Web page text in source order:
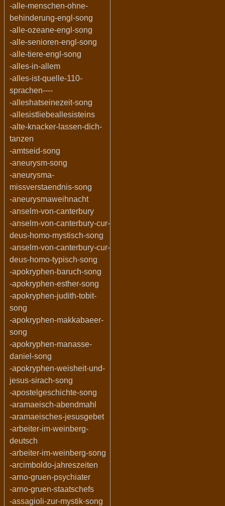
-alle-menschen-ohne-
behinderung-engl-song
-alle-ozeane-engl-song
-alle-senioren-engl-song
-alle-tiere-engl-song
-alles-in-allem
-alles-ist-quelle-110-
sprachen----
-alleshatseinezeit-song
-allesistliebeallesisteins
-alte-knacker-lassen-dich-
tanzen
-amtseid-song
-aneurysm-song
-aneurysma-
missverstaendnis-song
-aneurysmaweihnacht
-anselm-von-canterbury
-anselm-von-canterbury-cur-
deus-homo-mystisch-song
-anselm-von-canterbury-cur-
deus-homo-typisch-song
-apokryphen-baruch-song
-apokryphen-esther-song
-apokryphen-judith-tobit-
song
-apokryphen-makkabaeer-
song
-apokryphen-manasse-
daniel-song
-apokryphen-weisheit-und-
jesus-sirach-song
-apostelgeschichte-song
-aramaeisch-abendmahl
-aramaeisches-jesusgebet
-arbeiter-im-weinberg-
deutsch
-arbeiter-im-weinberg-song
-arcimboldo-jahreszeiten
-arno-gruen-psychiater
-arno-gruen-staatschefs
-assagioli-zur-mystik-song